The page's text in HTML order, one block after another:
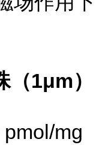
1μm）
mg